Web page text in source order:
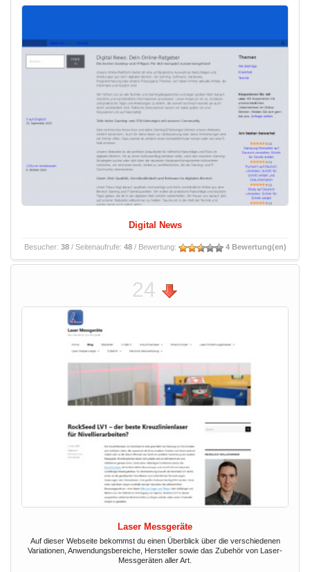
Digital News
Besucher: 38/ Seitenaufrufe: 48/ Bewertung: 4 Bewertung(en)
24
Laser Messgeräte
Auf dieser Webseite bekommst du einen Überblick über die verschiedenen
Variationen, Anwendungsbereiche, Hersteller sowie das Zubehör von Laser-
Messgeräten aller Art.